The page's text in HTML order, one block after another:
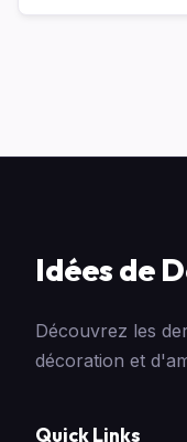
Idées de
Découvrez les
décoration et
Quick Links